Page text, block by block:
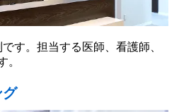
す。担当する医師、看護師、
。
グ